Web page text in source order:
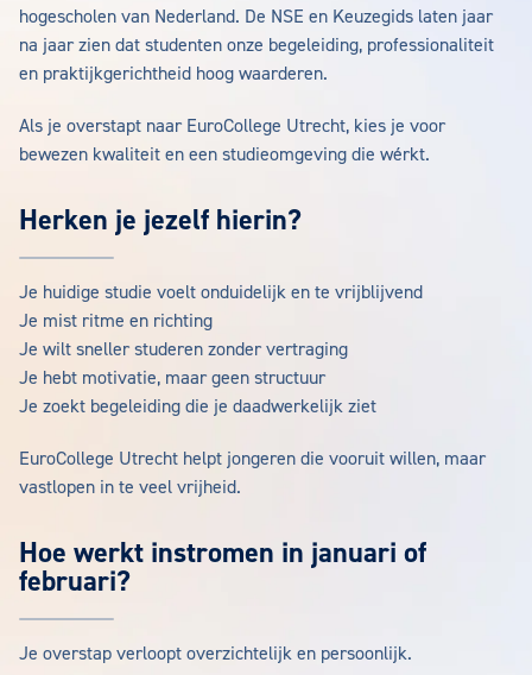
hogescholen van Nederland. De NSE en Keuzegids laten jaar
na jaar zien dat studenten onze begeleiding, professionaliteit
en praktijkgerichtheid hoog waarderen.
Als je overstapt naar EuroCollege Utrecht, kies je voor
bewezen kwaliteit en een studieomgeving die wérkt.
Herken je jezelf hierin?
Je huidige studie voelt onduidelijk en te vrijblijvend
Je mist ritme en richting
Je wilt sneller studeren zonder vertraging
Je hebt motivatie, maar geen structuur
Je zoekt begeleiding die je daadwerkelijk ziet
EuroCollege Utrecht helpt jongeren die vooruit willen, maar
vastlopen in te veel vrijheid.
Hoe werkt instromen in januari of
februari?
Je overstap verloopt overzichtelijk en persoonlijk.